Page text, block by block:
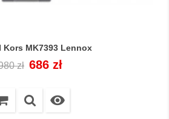
Kors MK7393 Lennox
zł Cena
686 zł
